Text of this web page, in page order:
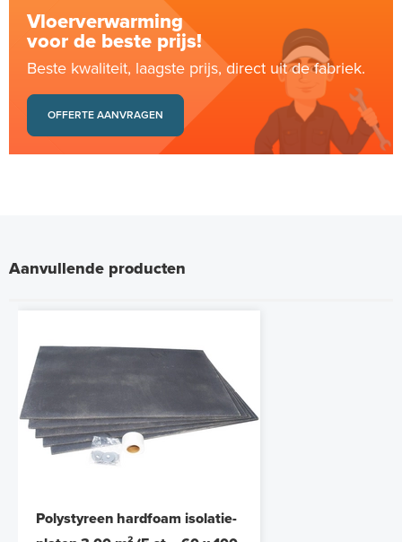
Vloerverwarming
voor de beste prijs!
Beste kwaliteit, laagste prijs, direct uit de fabriek.
OFFERTE AANVRAGEN
Aanvullende producten
Polystyreen hardfoam isolatie-